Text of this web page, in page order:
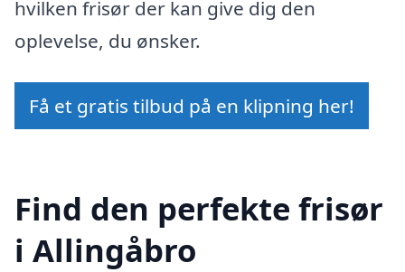
hvilken frisør der kan give dig den
oplevelse, du ønsker.
Få et gratis tilbud på en klipning her!
Find den perfekte frisør
i Allingåbro